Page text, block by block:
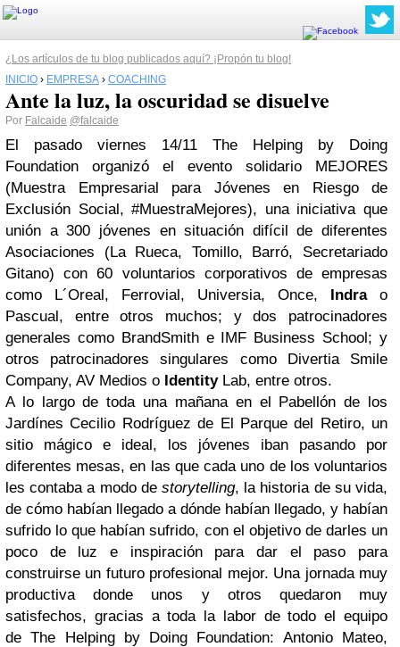
¿Los artículos de tu blog publicados aquí? ¡Propón tu blog!
INICIO › EMPRESA › COACHING
Ante la luz, la oscuridad se disuelve
Por Falcaide @falcaide
El pasado viernes 14/11 The Helping by Doing
Foundation organizó el evento solidario MEJORES
(Muestra Empresarial para Jóvenes en Riesgo de
Exclusión Social, #MuestraMejores), una iniciativa que
unión a 300 jóvenes en situación difícil de diferentes
Asociaciones (La Rueca, Tomillo, Barró, Secretariado
Gitano) con 60 voluntarios corporativos de empresas
como L´Oreal, Ferrovial, Universia, Once, Indrao
Pascual, entre otros muchos; y dos patrocinadores
generales como BrandSmith e IMF Business School; y
otros patrocinadores singulares como Divertia Smile
Company, AV Medios o IdentityLab, entre otros.
A lo largo de toda una mañana en el Pabellón de los
Jardínes Cecilio Rodríguez de El Parque del Retiro, un
sitio mágico e ideal, los jóvenes iban pasando por
diferentes mesas, en las que cada uno de los voluntarios
les contaba a modo de storytelling, la historia de su vida,
de cómo habían llegado a dónde habían llegado, y habían
sufrido lo que habían sufrido, con el objetivo de darles un
poco de luz e inspiración para dar el paso para
construirse un futuro profesional mejor. Una jornada muy
productiva donde unos y otros quedaron muy
satisfechos, gracias a toda la labor de todo el equipo
de The Helping by Doing Foundation: Antonio Mateo,